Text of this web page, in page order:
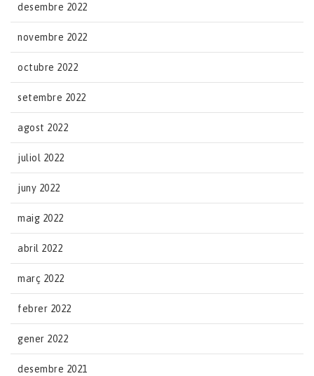
desembre 2022
novembre 2022
octubre 2022
setembre 2022
agost 2022
juliol 2022
juny 2022
maig 2022
abril 2022
març 2022
febrer 2022
gener 2022
desembre 2021